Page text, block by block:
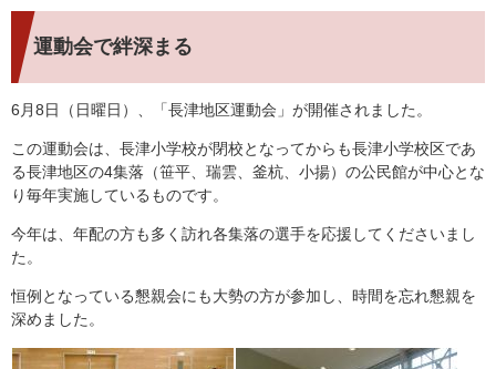
運動会で絆深まる
6月8日（日曜日）、「長津地区運動会」が開催されました。
この運動会は、長津小学校が閉校となってからも長津小学校区であ
る長津地区の4集落（笹平、瑞雲、釜杭、小揚）の公民館が中心とな
り毎年実施しているものです。
今年は、年配の方も多く訪れ各集落の選手を応援してくださいまし
た。
恒例となっている懇親会にも大勢の方が参加し、時間を忘れ懇親を
深めました。